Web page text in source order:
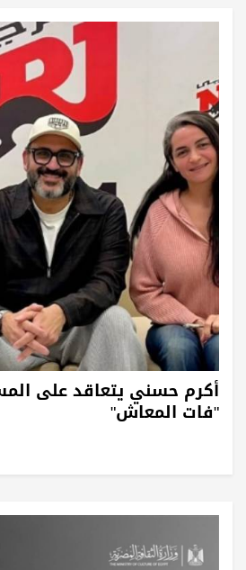
أكرم حسني يتعاقد على
"فات المعاش"